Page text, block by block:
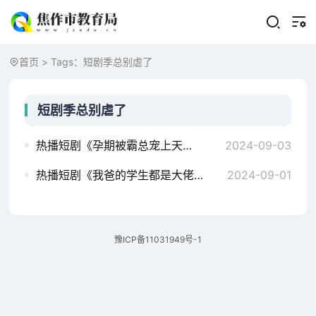
首页 > Tags：短剧季总别虐了
短剧季总别虐了
热播短剧《孕期被霸总宠上天》全集完整版剧情介绍，短剧季终章，爱之彼岸，我的未婚夫即将接我回家天神殿（101集） 2024-09-03
热播短剧《我爸的学生都是大佬》全集完整版剧情介绍，舒小姐的幸福之路，短剧季别再虐，左一版长篇故事主播妹妹（长篇完整版）擦边剧 2024-09-01
豫ICP备11031949号-1